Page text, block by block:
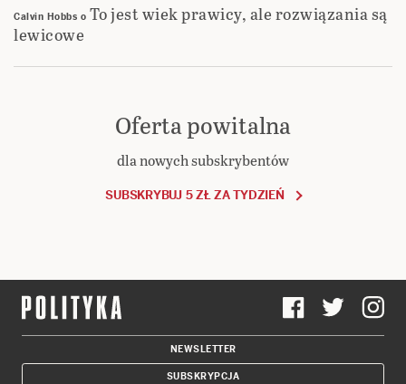
Calvin Hobbs o To jest wiek prawicy, ale rozwiązania są
lewicowe
Oferta powitalna
dla nowych subskrybentów
SUBSKRYBUJ 5 ZŁ ZA TYDZIEŃ
NEWSLETTER
SUBSKRYPCJA